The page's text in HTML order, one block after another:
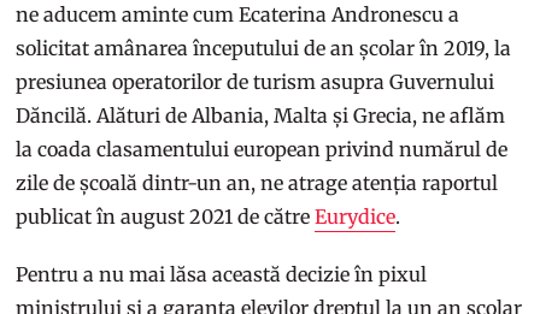
ne aducem aminte cum Ecaterina Andronescu a
solicitat amânarea începutului de an școlar în 2019, la
presiunea operatorilor de turism asupra Guvernului
Dăncilă. Alături de Albania, Malta și Grecia, ne aflăm
la coada clasamentului european privind numărul de
zile de școală dintr-un an, ne atrage atenția raportul
publicat în august 2021 de cătreEurydice.
Pentru a nu mai lăsa această decizie în pixul
ministrului și a garanta elevilor dreptul la un an școlar